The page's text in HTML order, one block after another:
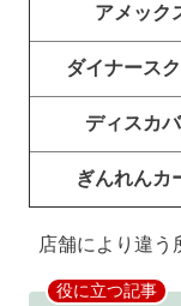
アメック
ダイナース
ディスカ
ぎんれんカ
店舗により違う
役に立つ記事